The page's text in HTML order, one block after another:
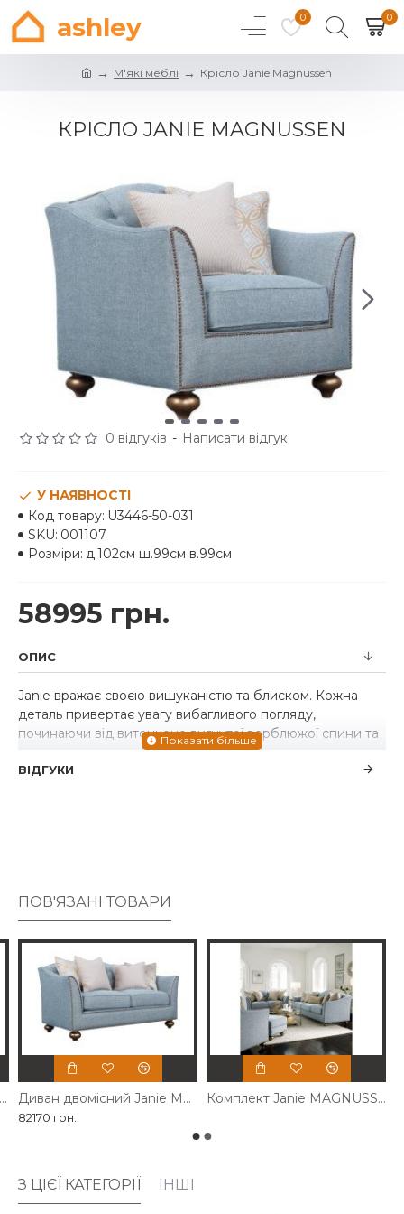
ashley 0 0
М'які меблі Крісло Janie Magnussen
КРІСЛО JANIE MAGNUSSEN
0 відгуків - Написати відгук
58995 грн.
У НАЯВНОСТІ
Код товару: U3446-50-031
SKU: 001107
Розміри: д.102см ш.99см в.99см
ОПИС
Janie вражає своєю вишуканістю та блиском. Кожна
деталь привертає увагу вибагливого погляду,
починаючи від витончено вигнутої верблюжої спини та
злегка розкльошених дужок і майстерно накладеного
латунного цвяхового оздоблення по всьому каркасу.
ВІДГУКИ
ПОВ'ЯЗАНІ ТОВАРИ
Диван трійка Janie Magnussen Диван двомісний Janie Magnussen
82170 грн.
Комплект Janie MAGNUSSEN
З ЦІЄЇ КАТЕГОРІЇ ІНШІ